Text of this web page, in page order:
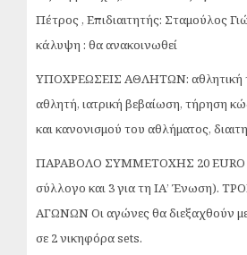
Πέτρος , Επιδιαιτητής: Σταμούλος
κάλυψη : θα ανακοινωθεί
ΥΠΟΧΡΕΩΣΕΙΣ ΑΘΛΗΤΩΝ: αθλητική
αθλητή, ιατρική βεβαίωση, τήρηση
και κανονισμού του αθλήματος,
ΠΑΡΑΒΟΛΟ ΣΥΜΜΕΤΟΧΗΣ 20 EURO
σύλλογο και 3 για τη ΙΑ’ Ένωση).
ΑΓΩΝΩΝ Οι αγώνες θα διεξαχθούν
σε 2 νικηφόρα sets.